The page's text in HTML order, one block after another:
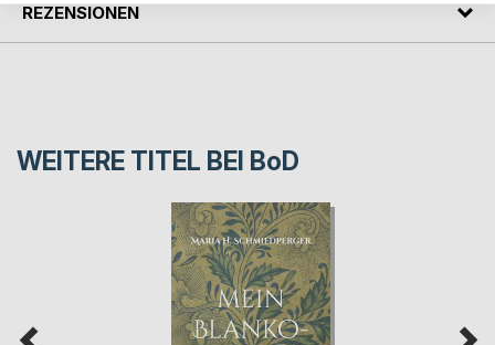
REZENSIONEN
WEITERE TITEL BEI BoD